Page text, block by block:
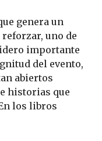
genera un
uno de
importante
del evento,
abiertos
historias que
los libros